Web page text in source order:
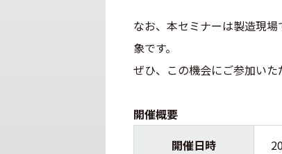
なお、本セミナーは製造現
象です。
ぜひ、この機会にご参加いた
開催概要
開催日時